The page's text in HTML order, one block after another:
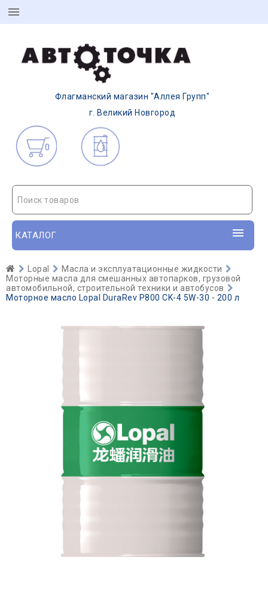
Флагманский магазин "Аллея Групп"
г. Великий Новгород
0
Поиск товаров
КАТАЛОГ
Lopal
Масла и эксплуатационные жидкости
Моторные масла для смешанных автопарков, грузовой
автомобильной, строительной техники и автобусов
Моторное масло Lopal DuraRev P800 CK-4 5W-30 - 200 л